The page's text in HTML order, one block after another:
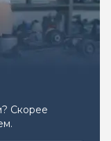
Скорее